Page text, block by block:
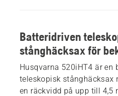
Batteridriven
stånghäcksax för
Husqvarna 520iHT4 är en
teleskopisk stånghäcksax
en räckvidd på upp till 4,5